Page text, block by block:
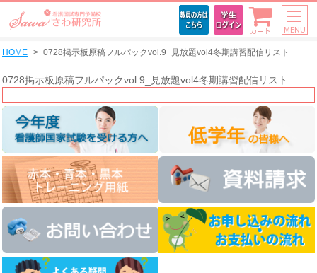
カート MENU
HOME 0728掲示板原稿フルパックvol.9_見放題vol4冬期講習配信リスト
0728掲示板原稿フルパックvol.9_見放題vol4冬期講習配信リスト